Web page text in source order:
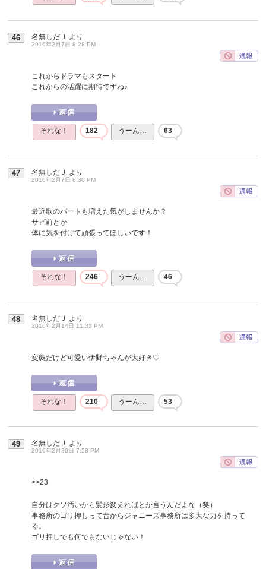
46 名無しだＪ より
2016年2月7日 8:28 PM
これからドラマもスタート
これからの活躍に期待ですね♪
それな！ 182 うーん… 63
47 名無しだＪ より
2016年2月7日 8:30 PM
最近歌のパートも増えた気がしませんか？
サビ前とか
体に気を付けて頑張ってほしいです！
それな！ 246 うーん… 46
48 名無しだＪ より
2016年2月14日 11:33 PM
変態だけど可愛い伊野ちゃんが大好き♡
それな！ 210 うーん… 53
49 名無しだＪ より
2016年2月20日 7:58 PM
>>23
自分はクソ汚いから髪形変えればとか言うんだよな（笑）
事務所のゴリ押しって昔からジャニーズ事務所は多大な力を持って
る。
ゴリ押しでも何でもないじゃない！